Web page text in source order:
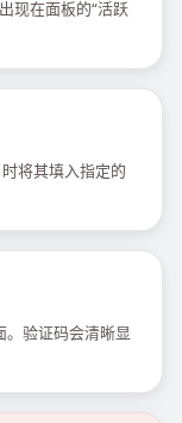
现在面板的“活跃
将其填入指定的
。验证码会清晰显